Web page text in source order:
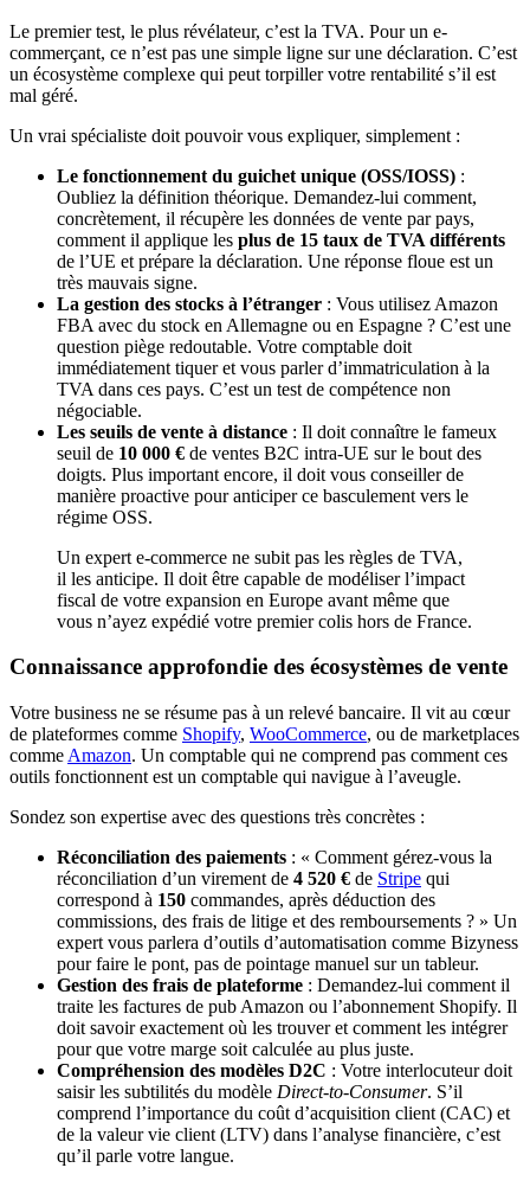
Le premier test, le plus révélateur, c’est la TVA. Pour un e-
commerçant, ce n’est pas une simple ligne sur une déclaration. C’est
un écosystème complexe qui peut torpiller votre rentabilité s’il est
mal géré.
Un vrai spécialiste doit pouvoir vous expliquer, simplement :
Le fonctionnement du guichet unique (OSS/IOSS) :
Oubliez la définition théorique. Demandez-lui comment,
concrètement, il récupère les données de vente par pays,
comment il applique les plus de 15 taux de TVA différents
de l’UE et prépare la déclaration. Une réponse floue est un
très mauvais signe.
La gestion des stocks à l’étranger : Vous utilisez Amazon
FBA avec du stock en Allemagne ou en Espagne ? C’est une
question piège redoutable. Votre comptable doit
immédiatement tiquer et vous parler d’immatriculation à la
TVA dans ces pays. C’est un test de compétence non
négociable.
Les seuils de vente à distance : Il doit connaître le fameux
seuil de 10 000 € de ventes B2C intra-UE sur le bout des
doigts. Plus important encore, il doit vous conseiller de
manière proactive pour anticiper ce basculement vers le
régime OSS.
Un expert e-commerce ne subit pas les règles de TVA,
il les anticipe. Il doit être capable de modéliser l’impact
fiscal de votre expansion en Europe avant même que
vous n’ayez expédié votre premier colis hors de France.
Connaissance approfondie des écosystèmes de vente
Votre business ne se résume pas à un relevé bancaire. Il vit au cœur
de plateformes comme Shopify, WooCommerce, ou de marketplaces
comme Amazon. Un comptable qui ne comprend pas comment ces
outils fonctionnent est un comptable qui navigue à l’aveugle.
Sondez son expertise avec des questions très concrètes :
Réconciliation des paiements : « Comment gérez-vous la
réconciliation d’un virement de 4 520 € de Stripe qui
correspond à 150 commandes, après déduction des
commissions, des frais de litige et des remboursements ? » Un
expert vous parlera d’outils d’automatisation comme Bizyness
pour faire le pont, pas de pointage manuel sur un tableur.
Gestion des frais de plateforme : Demandez-lui comment il
traite les factures de pub Amazon ou l’abonnement Shopify. Il
doit savoir exactement où les trouver et comment les intégrer
pour que votre marge soit calculée au plus juste.
Compréhension des modèles D2C : Votre interlocuteur doit
saisir les subtilités du modèle Direct-to-Consumer. S’il
comprend l’importance du coût d’acquisition client (CAC) et
de la valeur vie client (LTV) dans l’analyse financière, c’est
qu’il parle votre langue.